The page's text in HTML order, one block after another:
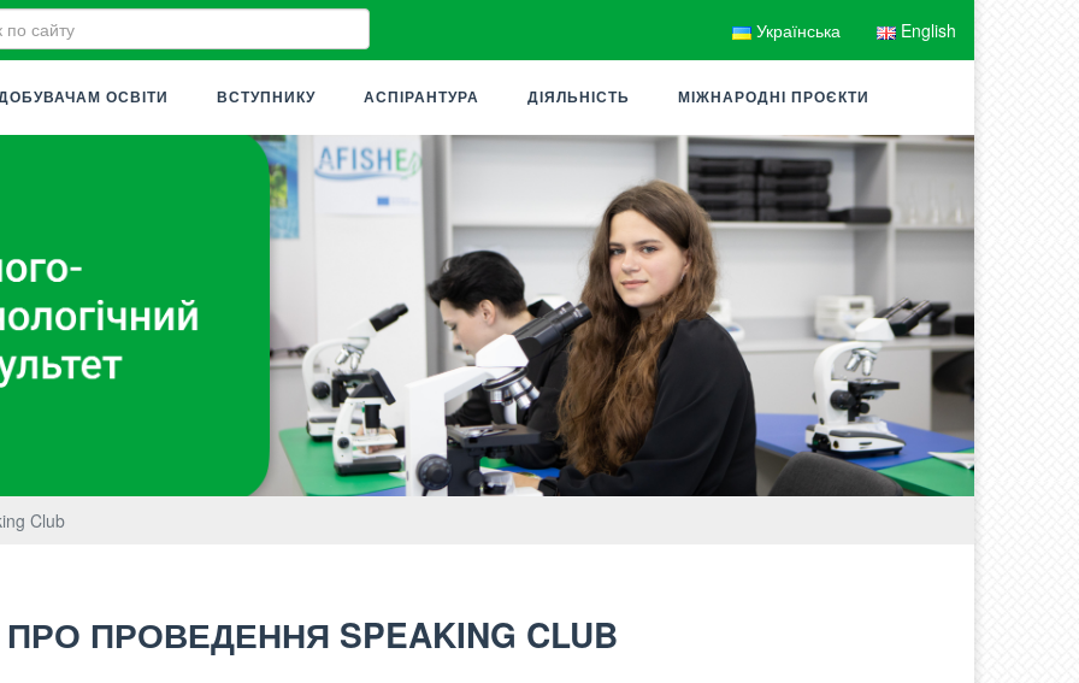
Українська English
ОСВІТИ ВСТУПНИКУ АСПІРАНТУРА ДІЯЛЬНІСТЬ МІЖНАРОДНІ ПРОЄКТИ
Club
ПРО ПРОВЕДЕННЯ SPEAKING CLUB